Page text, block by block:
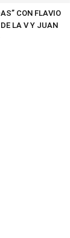
CON FLAVIO
LA V Y JUAN